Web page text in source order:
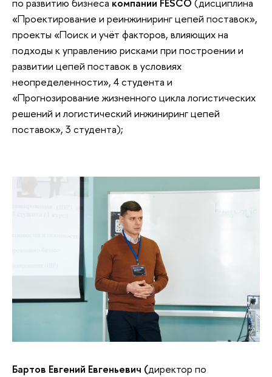
«Проектирование и реинжиниринг цепей поставок»,
проекты «Поиск и учёт факторов, влияющих на
подходы к управлению рисками при построении и
развитии цепей поставок в условиях
неопределенности», 4 студента и
«Прогнозирование жизненного цикла логистических
решений и логистический инжиниринг цепей
поставок», 3 студента);
Бартов Евгений Евгеньевич (директор по